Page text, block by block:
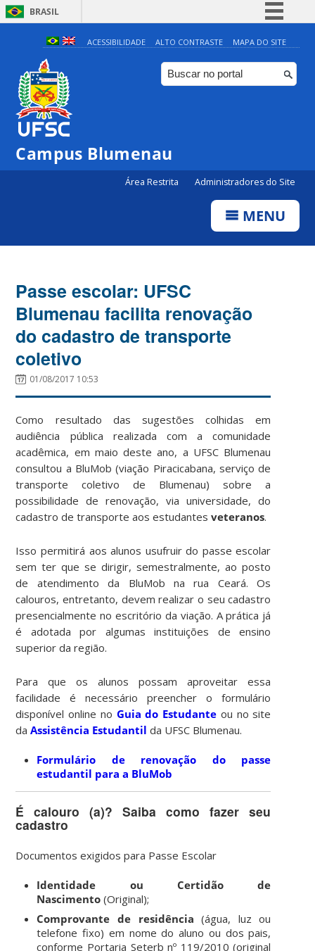
BRASIL
Simplifique!
Comunica BR
Participe
ACESSIBILIDADE ALTO CONTRASTE MAPA DO SITE
Campus Blumenau
Área Restrita Administradores do Site
MENU
Passe escolar: UFSC
Blumenau facilita renovação
do cadastro de transporte
coletivo
01/08/2017 10:53
Como resultado das sugestões colhidas em
audiência pública realizada com a comunidade
acadêmica, em maio deste ano, a UFSC Blumenau
consultou a BluMob (viação Piracicabana, serviço de
transporte coletivo de Blumenau) sobre a
possibilidade de renovação, via universidade, do
cadastro de transporte aos estudantes veteranos.
Isso permitirá aos alunos usufruir do passe escolar
sem ter que se dirigir, semestralmente, ao posto
de atendimento da BluMob na rua Ceará. Os
calouros, entretanto, devem realizar o seu cadastro
presencialmente no escritório da viação. A prática já
é adotada por algumas instituições de ensino
superior da região.
Para que os alunos possam aproveitar essa
facilidade é necessário preencher o formulário
disponível online no Guia do Estudante ou no site
daAssistência Estudantil da UFSC Blumenau.
Formulário de renovação do passe
estudantil para a BluMob
É calouro (a)? Saiba como fazer seu
cadastro
Documentos exigidos para Passe Escolar
Identidade ou Certidão de
Nascimento(Original);
Comprovante de residência (água, luz ou
telefone fixo) em nome do aluno ou dos pais,
conforme Portaria Seterb nº 119/2010 (original